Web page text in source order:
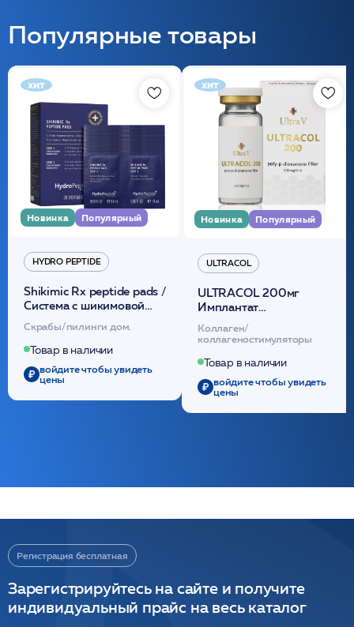
Популярные товары
хит
Новинка Популярный
HYDRO PEPTIDE
Shikimic Rx peptide pads /
Cистема с шикимовой
кислотой обновляющая
(30шт) /HP
Скрабы/пилинги дом.
Товар в наличии
войдите чтобы увидеть
цены
хит
Новинка Популярный
ULTRACOL
ULTRACOL 200мг
Имплантат
внутридермальный,
стерильный на основе
полидиоксанона
/ULTRACOL
Коллаген/
коллагеностимуляторы
Товар в наличии
войдите чтобы увидеть
цены
Регистрация бесплатная
Зарегистрируйтесь на сайте и получите
индивидуальный прайс на весь каталог